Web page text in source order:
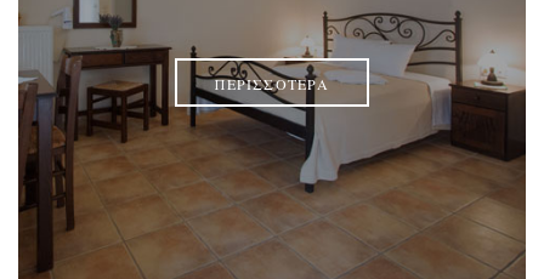
ΠΕΡΙΣΣΟΤΕΡΑ